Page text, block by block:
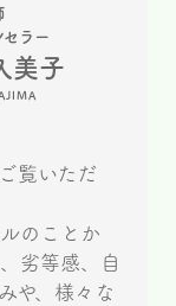
セラー
美子
覧いただ
のことか
劣等感、自
や、様々な